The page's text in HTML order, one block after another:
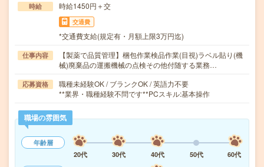
時給 時給1450円＋交
交通費
*交通費支給(規定有・月額上限3万円迄)
仕事内容
【製薬で品質管理】梱包作業検品作業(目視)ラベル貼り(機
械)廃棄品の運搬機械の点検その他付随する業務…
応募資格
職種未経験OK / ブランクOK / 英語力不要
**業界・職種経験不問です**PCスキル:基本操作
職場の雰囲気
年齢層
20代
30代 40代 50代
60代